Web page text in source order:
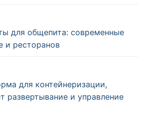
для общепита: современные
и ресторанов
для контейнеризации,
развертывание и управление